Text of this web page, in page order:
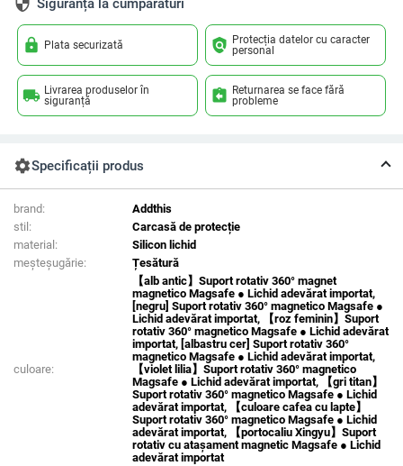
security Siguranță la cumpărături
lock Plata securizată policy Protecția datelor cu caracter
personal
local_shipping Livrarea produselor în
siguranță
assignment_return Returnarea se face fără
probleme
settingsSpecificații produs
brand:
Addthis
stil:
Carcasă de protecție
material:
Silicon lichid
meșteșugărie:
Țesătură
culoare:
【alb antic】Suport rotativ 360° magnet
magnetico Magsafe ● Lichid adevărat importat,
[negru] Suport rotativ 360° magnetico Magsafe ●
Lichid adevărat importat, 【roz feminin】Suport
rotativ 360° magnetico Magsafe ● Lichid adevărat
importat, [albastru cer] Suport rotativ 360°
magnetico Magsafe ● Lichid adevărat importat,
【violet lilia】Suport rotativ 360° magnetico
Magsafe ● Lichid adevărat importat, 【gri titan】
Suport rotativ 360° magnetico Magsafe ● Lichid
adevărat importat, 【culoare cafea cu lapte】
Suport rotativ 360° magnetico Magsafe ● Lichid
adevărat importat, 【portocaliu Xingyu】Suport
rotativ cu atașament magnetic Magsafe ● Lichid
adevărat importat